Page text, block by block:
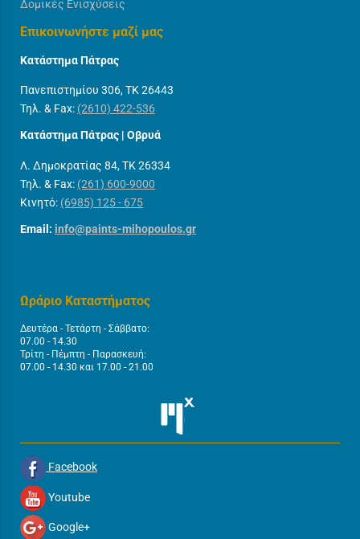
Δομικές Ενισχύσεις
Επικοινωνήστε μαζί μας
Κατάστημα Πάτρας
Πανεπιστημίου 306, ΤΚ 26443
Τηλ. & Fax: (2610) 422-536
Κατάστημα Πάτρας | Οβρυά
Λ. Δημοκρατίας 84, ΤΚ 26334
Τηλ. & Fax: (261) 600-9000
Κινητό: (6985) 125 - 675
Email: info@paints-mihopoulos.gr
Ωράριο Καταστήματος
Δευτέρα - Τετάρτη - Σάββατο:
07.00 - 14.30
Τρίτη - Πέμπτη - Παρασκευή:
07.00 - 14.30 και 17.00 - 21.00
Facebook
Youtube
Google+